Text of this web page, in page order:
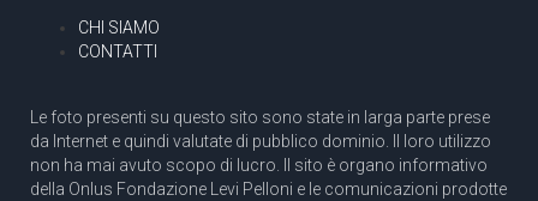
CHI SIAMO
CONTATTI
Le foto presenti su questo sito sono state in larga parte prese
da Internet e quindi valutate di pubblico dominio. Il loro utilizzo
non ha mai avuto scopo di lucro. Il sito è organo informativo
della Onlus Fondazione Levi Pelloni e le comunicazioni prodotte